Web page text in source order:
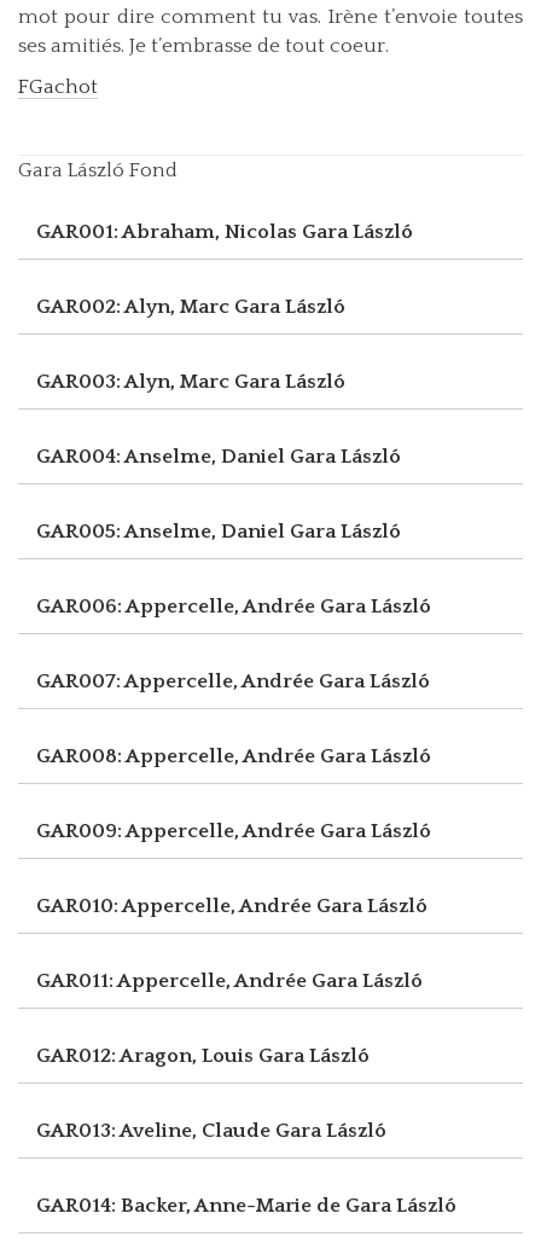
mot pour dire comment tu vas. Irène t’envoie toutes
ses amitiés. Je t’embrasse de tout coeur.
FGachot
Gara László Fond
GAR001: Abraham, Nicolas Gara László
GAR002: Alyn, Marc Gara László
GAR003: Alyn, Marc Gara László
GAR004: Anselme, Daniel Gara László
GAR005: Anselme, Daniel Gara László
GAR006: Appercelle, Andrée Gara László
GAR007: Appercelle, Andrée Gara László
GAR008: Appercelle, Andrée Gara László
GAR009: Appercelle, Andrée Gara László
GAR010: Appercelle, Andrée Gara László
GAR011: Appercelle, Andrée Gara László
GAR012: Aragon, Louis Gara László
GAR013: Aveline, Claude Gara László
GAR014: Backer, Anne-Marie de Gara László